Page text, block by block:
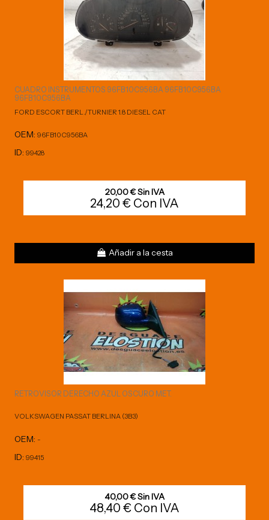
CUADRO INSTRUMENTOS 96FB10C956BA 96FB10C956BA
96FB10C956BA
FORD ESCORT BERL./TURNIER 1.8 DIESEL CAT
OEM: 96FB10C956BA
ID: 99428
20,00 € Sin IVA
24,20 € Con IVA
Añadir a la cesta
RETROVISOR DERECHO AZUL OSCURO MET.
VOLKSWAGEN PASSAT BERLINA (3B3)
OEM: -
ID: 99415
40,00 € Sin IVA
48,40 € Con IVA